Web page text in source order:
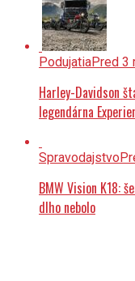
PodujatiaPred 3
Harley-Davidson
legendárna
Spravodajstvo
BMW Vision K18:
dlho nebolo